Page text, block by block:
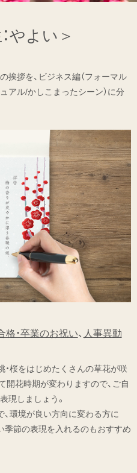
やよい＞
挨拶を、ビジネス編（フォーマル
アル/かしこまったシーン）に分
格・卒業のお祝い、 人事異動
・桜をはじめたくさんの草花が咲
開花時期が変わりますので、ご自
現しましょう。
、環境が良い方向に変わる方に
季節の表現を入れるのもおすすめ